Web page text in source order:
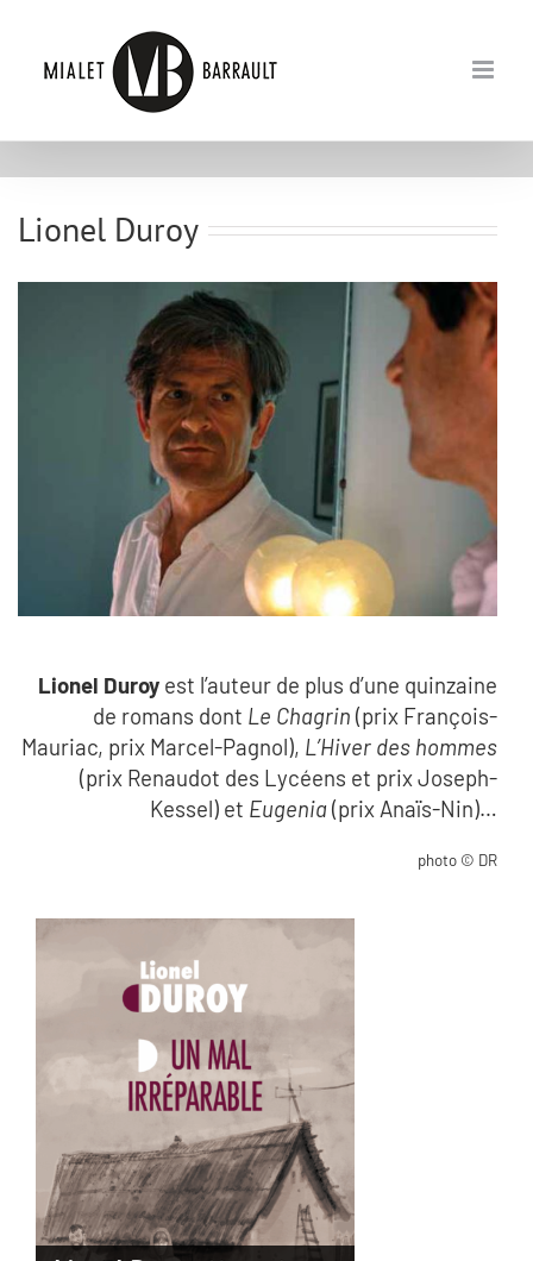
Lionel Duroy
Lionel Duroy est l’auteur de plus d’une quinzaine
de romans dont Le Chagrin(prix François-
Mauriac, prix Marcel-Pagnol), L’Hiver des hommes
(prix Renaudot des Lycéens et prix Joseph-
Kessel) et Eugenia(prix Anaïs-Nin)…
photo © DR
Lionel Duroy,Sommes-
nous devenus des